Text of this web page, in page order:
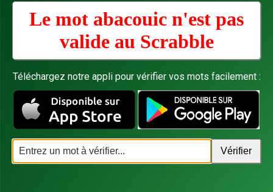
Le mot abacouic n'est pas
valide au Scrabble
Téléchargez notre appli pour vérifier vos mots facilement :